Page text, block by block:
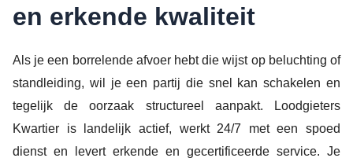
en erkende kwaliteit
Als je een borrelende afvoer hebt die wijst op beluchting of
standleiding, wil je een partij die snel kan schakelen en
tegelijk de oorzaak structureel aanpakt. Loodgieters
Kwartier is landelijk actief, werkt 24/7 met een spoed
dienst en levert erkende en gecertificeerde service. Je